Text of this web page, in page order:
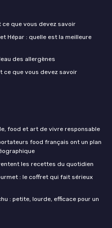
que vous devez savoir
Hépar : quelle est la meilleure
des allergènes
ce que vous devez savoir
food et art de vivre responsable
food français ont un plan
les recettes du quotidien
: le coffret qui fait sérieux
: petite, lourde, efficace pour un